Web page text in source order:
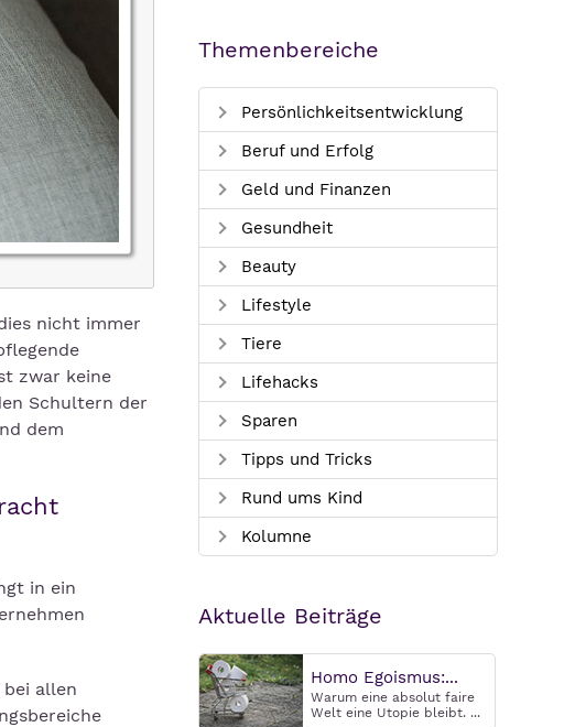
nicht immer
zwar keine
Schultern der
dem
in ein
allen
Themenbereiche
Persönlichkeitsentwicklung
Beruf und Erfolg
Geld und Finanzen
Gesundheit
Beauty
Lifestyle
Tiere
Lifehacks
Sparen
Tipps und Tricks
Rund ums Kind
Kolumne
Aktuelle Beiträge
Homo Egoismus:...
Warum eine absolut faire
Welt eine Utopie bleibt. ...